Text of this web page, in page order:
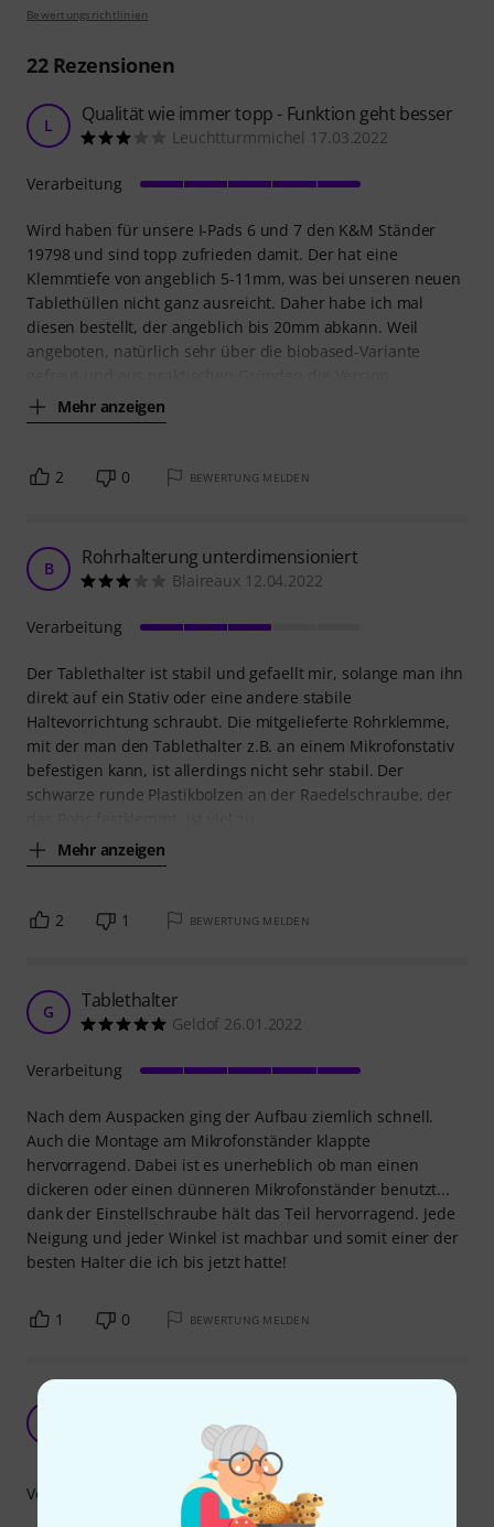
Bewertungsrichtlinien
22Rezensionen
L Qualität wie immer topp - Funktion geht besser
Leuchtturmmichel 17.03.2022
Wird haben für unsere I-Pads 6 und 7 den K&M Ständer
19798 und sind topp zufrieden damit. Der hat eine
Klemmtiefe von angeblich 5-11mm, was bei unseren neuen
Tablethüllen nicht ganz ausreicht. Daher habe ich mal
diesen bestellt, der angeblich bis 20mm abkann. Weil
angeboten, natürlich sehr über die biobased-Variante
Mehr anzeigen
Verarbeitung
2 0 BEWERTUNG MELDEN
B Rohrhalterung unterdimensioniert
Blaireaux 12.04.2022
Der Tablethalter ist stabil und gefaellt mir, solange man ihn
direkt auf ein Stativ oder eine andere stabile
Haltevorrichtung schraubt. Die mitgelieferte Rohrklemme,
mit der man den Tablethalter z.B. an einem Mikrofonstativ
befestigen kann, ist allerdings nicht sehr stabil. Der
schwarze runde Plastikbolzen an der Raedelschraube, der
Mehr anzeigen
Verarbeitung
2 1 BEWERTUNG MELDEN
G Tablethalter
Geldof 26.01.2022
Nach dem Auspacken ging der Aufbau ziemlich schnell.
Auch die Montage am Mikrofonständer klappte
hervorragend. Dabei ist es unerheblich ob man einen
dickeren oder einen dünneren Mikrofonständer benutzt...
dank der Einstellschraube hält das Teil hervorragend. Jede
Neigung und jeder Winkel ist machbar und somit einer der
besten Halter die ich bis jetzt hatte!
Verarbeitung
1 0 BEWERTUNG MELDEN
Tomfisch 03.04.2023
Verarbeitung